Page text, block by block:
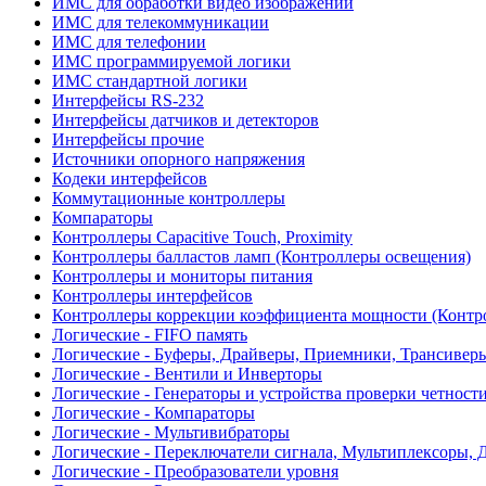
ИМС для телекоммуникации
ИМС для телефонии
ИМС программируемой логики
ИМС стандартной логики
Интерфейсы RS-232
Интерфейсы датчиков и детекторов
Интерфейсы прочие
Источники опорного напряжения
Кодеки интерфейсов
Коммутационные контроллеры
Компараторы
Контроллеры Capacitive Touch, Proximity
Контроллеры балластов ламп (Контроллеры освещения)
Контроллеры и мониторы питания
Контроллеры интерфейсов
Контроллеры коррекции коэффициента мощности
Логические - FIFO память
Логические - Буферы, Драйверы, Приемники,
Логические - Вентили и Инверторы
Логические - Генераторы и устройства проверки четности
Логические - Компараторы
Логические - Мультивибраторы
Логические - Переключатели сигнала, Мультиплексоры,
Логические - Преобразователи уровня